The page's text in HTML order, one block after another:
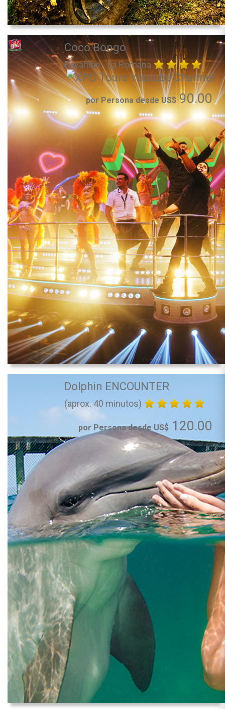
Coco Bongo
Bayahibe - La Romana
por Persona desde US$90.00
Dolphin ENCOUNTER
(aprox. 40 minutos)
por Persona desde US$ 120.00